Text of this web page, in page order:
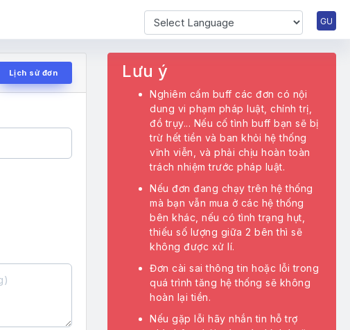
Powered by
Lịch sử đơn Lưu ý
Nghiêm cấm buff các đơn có nội
dung vi phạm pháp luật, chính trị,
đồ trụy... Nếu cố tình buff bạn sẽ bị
trừ hết tiền và ban khỏi hệ thống
vĩnh viễn, và phải chịu hoàn toàn
trách nhiệm trước pháp luật.
Nếu đơn đang chạy trên hệ thống
mà bạn vẫn mua ở các hệ thống
bên khác, nếu có tình trạng hụt,
thiếu số lượng giữa 2 bên thì sẽ
không được xử lí.
Đơn cài sai thông tin hoặc lỗi trong
quá trình tăng hệ thống sẽ không
hoàn lại tiền.
Nếu gặp lỗi hãy nhắn tin hỗ trợ